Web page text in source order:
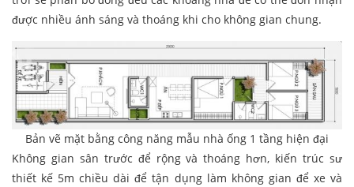
được nhiều ánh sáng và thoáng khi cho không gian chung.
Bản vẽ mặt bằng công năng mẫu nhà ống 1 tầng hiện đại
Không gian sân trước để rộng và thoáng hơn, kiến trúc sư
thiết kế 5m chiều dài để tận dụng làm không gian để xe và